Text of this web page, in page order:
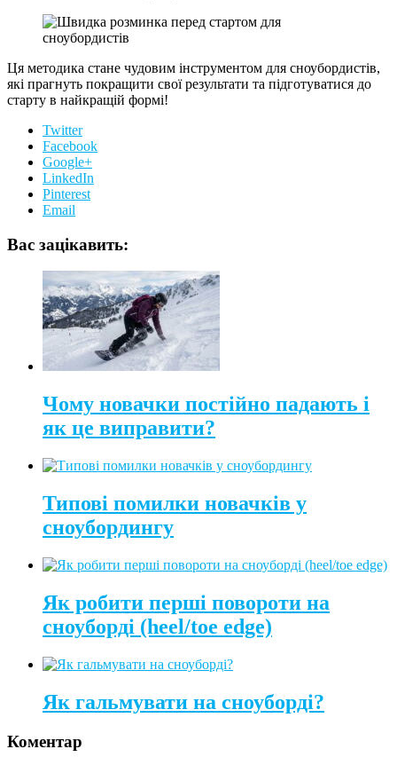
Ця методика стане чудовим інструментом для сноубордистів,
які прагнуть покращити свої результати та підготуватися до
старту в найкращій формі!
Twitter
Facebook
Google+
LinkedIn
Pinterest
Email
Вас зацікавить:
Чому новачки постійно падають і
як це виправити?
Типові помилки новачків у
сноубордингу
Як робити перші повороти на
сноуборді (heel/toe edge)
Як гальмувати на сноуборді?
Коментар